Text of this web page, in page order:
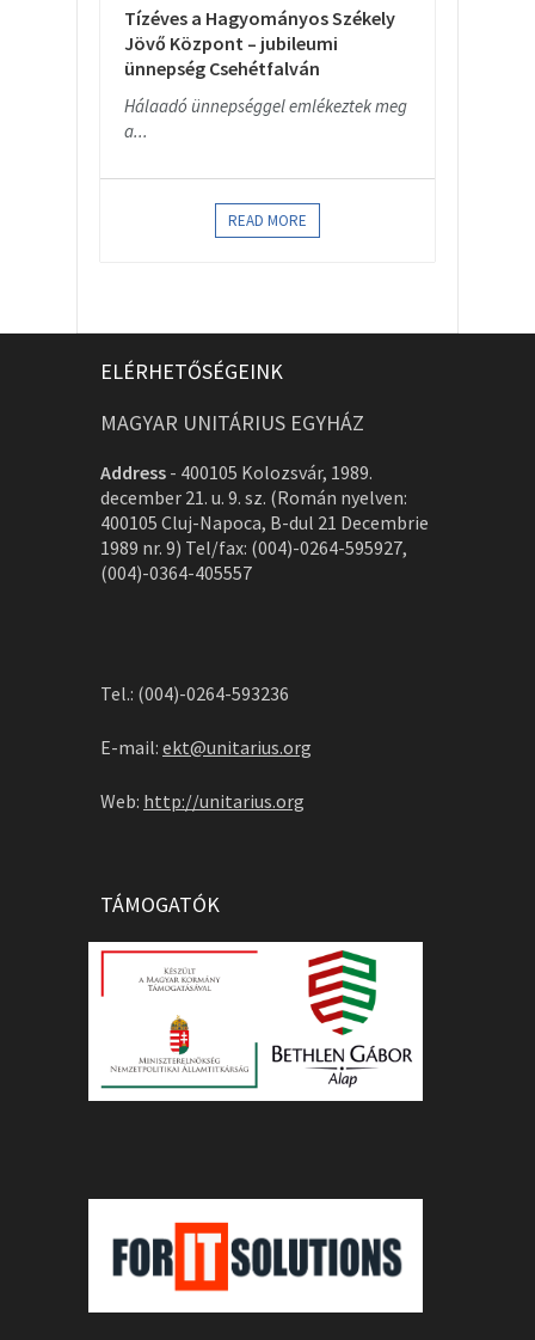
Tízéves a Hagyományos Székely
Jövő Központ – jubileumi
ünnepség Csehétfalván
Hálaadó ünnepséggel emlékeztek meg
a...
READ MORE
ELÉRHETŐSÉGEINK
MAGYAR UNITÁRIUS EGYHÁZ
Address - 400105 Kolozsvár, 1989.
december 21. u. 9. sz. (Román nyelven:
400105 Cluj-Napoca, B-dul 21 Decembrie
1989 nr. 9) Tel/fax: (004)-0264-595927,
(004)-0364-405557
Tel.: (004)-0264-593236
E-mail: ekt@unitarius.org
Web: http://unitarius.org
TÁMOGATÓK